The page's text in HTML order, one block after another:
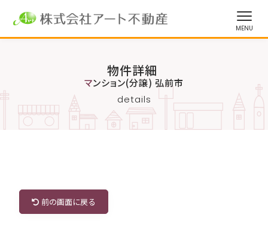
物件詳細
マンション(分譲) 弘前市
details
前の画面に戻る